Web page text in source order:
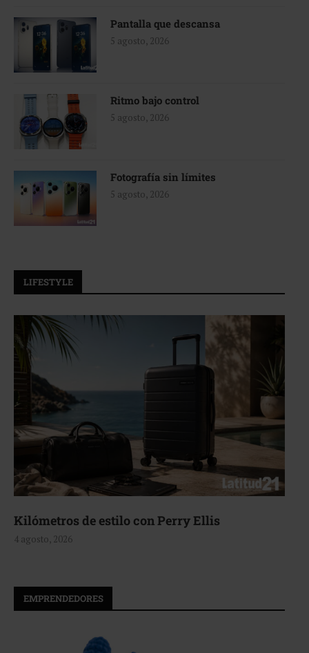
Pantalla que descansa
5 agosto, 2026
Ritmo bajo control
5 agosto, 2026
Fotografía sin límites
5 agosto, 2026
LIFESTYLE
Kilómetros de estilo con Perry Ellis
4 agosto, 2026
EMPRENDEDORES